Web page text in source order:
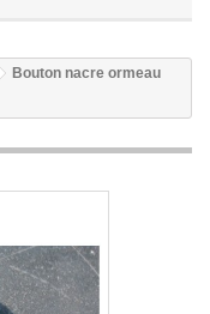
Bouton nacre ormeau